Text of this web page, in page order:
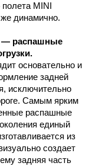
MINI
динамично.
— распашные
основательно и
задней
исключительно
Самым ярким
распашные
единый
из
создает
задняя часть